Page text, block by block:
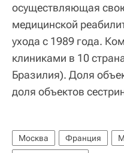
осуществляющая
медицинской
ухода с 1989 года.
клиниками в 10
Бразилия). Доля
доля объектов
Москва Франция